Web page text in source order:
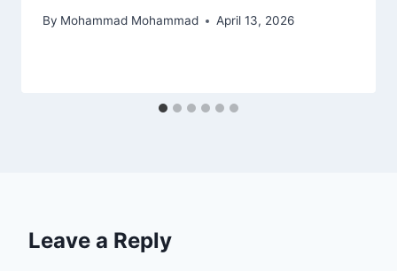
By Mohammad Mohammad April 13, 2026
Leave a Reply